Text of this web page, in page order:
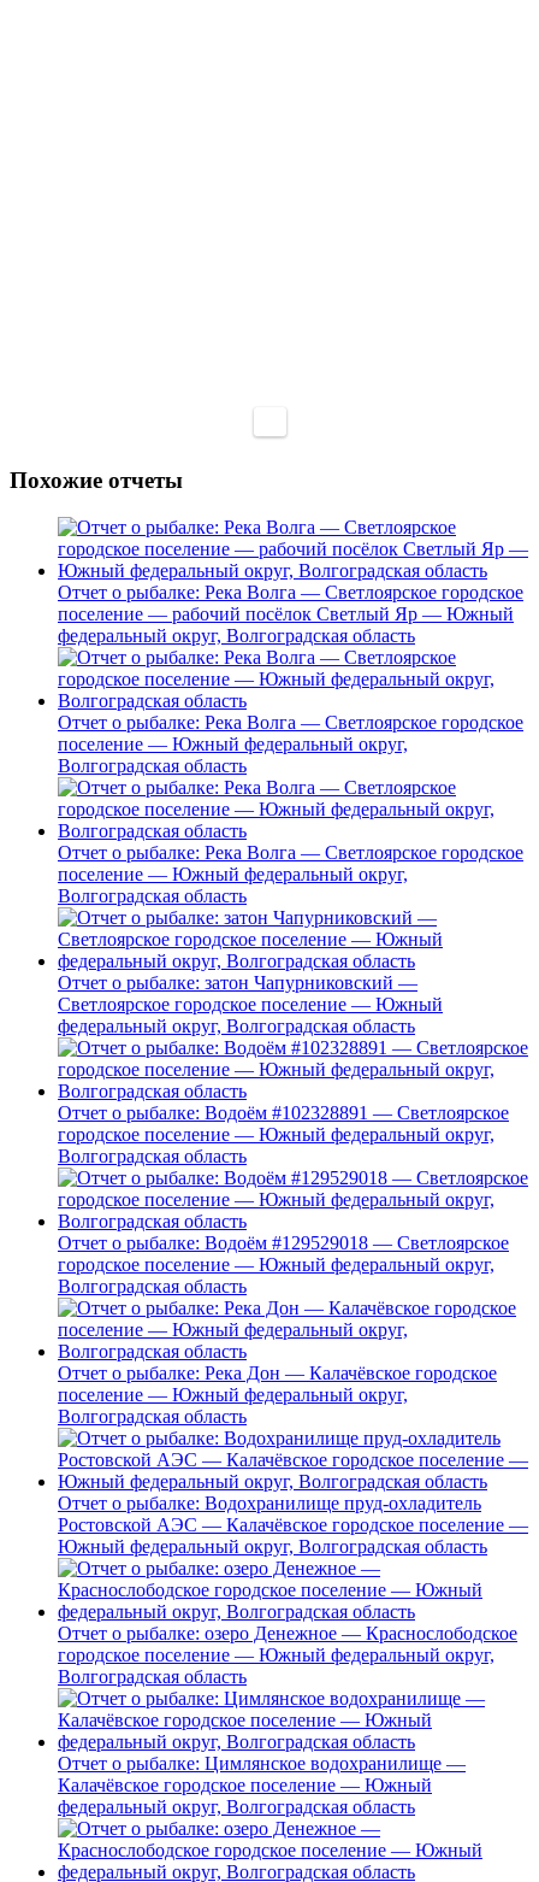
Похожие отчеты
Отчет о рыбалке: Река Волга — Светлоярское городское
поселение — рабочий посёлок Светлый Яр — Южный
федеральный округ, Волгоградская область
Отчет о рыбалке: Река Волга — Светлоярское городское
поселение — Южный федеральный округ,
Волгоградская область
Отчет о рыбалке: Река Волга — Светлоярское городское
поселение — Южный федеральный округ,
Волгоградская область
Отчет о рыбалке: затон Чапурниковский —
Светлоярское городское поселение — Южный
федеральный округ, Волгоградская область
Отчет о рыбалке: Водоём #102328891 — Светлоярское
городское поселение — Южный федеральный округ,
Волгоградская область
Отчет о рыбалке: Водоём #129529018 — Светлоярское
городское поселение — Южный федеральный округ,
Волгоградская область
Отчет о рыбалке: Река Дон — Калачёвское городское
поселение — Южный федеральный округ,
Волгоградская область
Отчет о рыбалке: Водохранилище пруд-охладитель
Ростовской АЭС — Калачёвское городское поселение —
Южный федеральный округ, Волгоградская область
Отчет о рыбалке: озеро Денежное — Краснослободское
городское поселение — Южный федеральный округ,
Волгоградская область
Отчет о рыбалке: Цимлянское водохранилище —
Калачёвское городское поселение — Южный
федеральный округ, Волгоградская область